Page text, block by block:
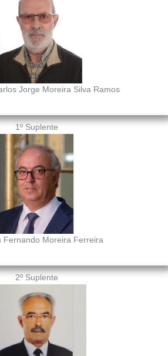
Jorge Moreira Silva Ramos
1º Suplente
Fernando Moreira Ferreira
2º Suplente